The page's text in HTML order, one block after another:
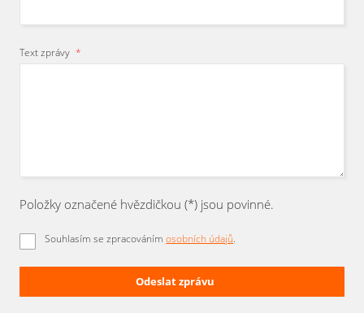
Text zprávy *
Položky označené hvězdičkou (*) jsou povinné.
Souhlasím se zpracovánímosobních údajů.
Odeslat zprávu